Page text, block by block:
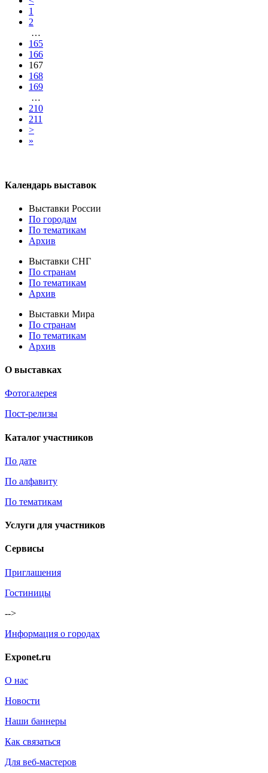
1
2
…
165
166
167
168
169
…
210
211
>
»
Календарь выставок
Выставки России
По городам
По тематикам
Архив
Выставки СНГ
По странам
По тематикам
Архив
Выставки Мира
По странам
По тематикам
Архив
О выставках
Фотогалерея
Пост-релизы
Каталог участников
По дате
По алфавиту
По тематикам
Услуги для участников
Сервисы
Приглашения
Гостиницы
-->
Информация о городах
Exponet.ru
О нас
Новости
Наши баннеры
Как связаться
Для веб-мастеров